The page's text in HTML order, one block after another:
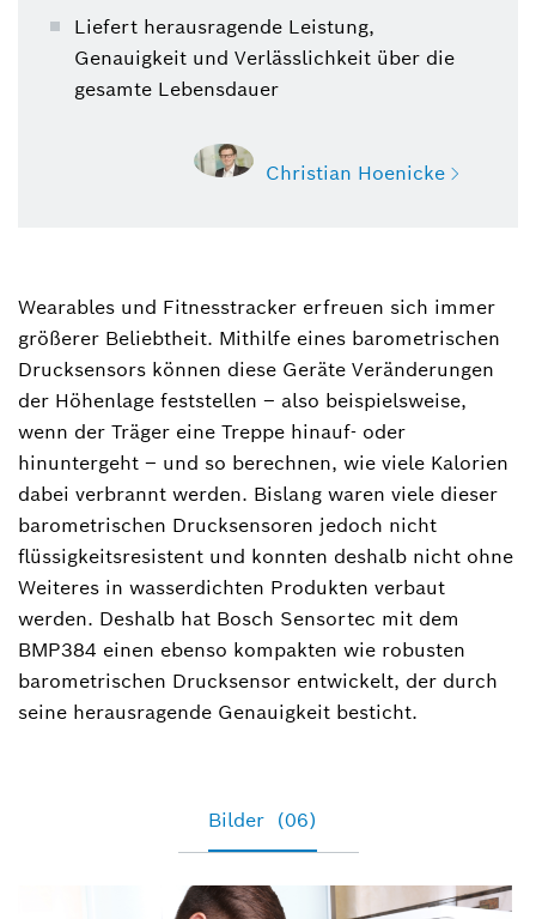
Liefert herausragende Leistung,
Genauigkeit und Verlässlichkeit über die
gesamte Lebensdauer
Christian Hoenicke
Christian Hoenicke
Sprecher Bosch Sensortec
+49(7121)35-35924
christian.hoenicke@de.bosch.com
Businesscard herunterladen
Wearables und Fitnesstracker erfreuen sich immer
größerer Beliebtheit. Mithilfe eines barometrischen
Drucksensors können diese Geräte Veränderungen
der Höhenlage feststellen – also beispielsweise,
wenn der Träger eine Treppe hinauf- oder
hinuntergeht – und so berechnen, wie viele Kalorien
dabei verbrannt werden. Bislang waren viele dieser
barometrischen Drucksensoren jedoch nicht
flüssigkeitsresistent und konnten deshalb nicht ohne
Weiteres in wasserdichten Produkten verbaut
werden. Deshalb hat Bosch Sensortec mit dem
BMP384 einen ebenso kompakten wie robusten
barometrischen Drucksensor entwickelt, der durch
seine herausragende Genauigkeit besticht.
Bilder (06)